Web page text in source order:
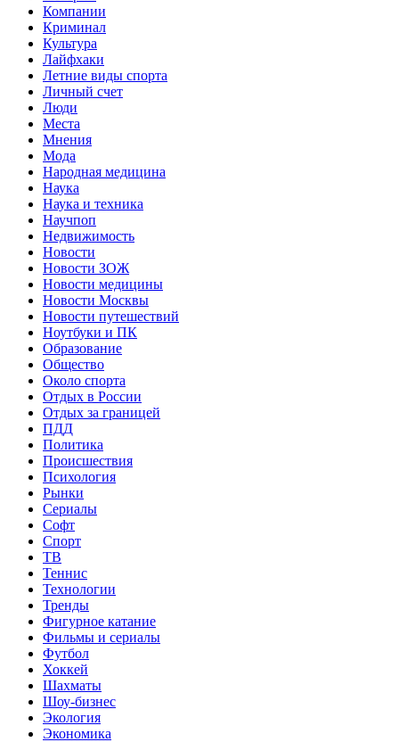
Компании
Криминал
Культура
Лайфхаки
Летние виды спорта
Личный счет
Люди
Места
Мнения
Мода
Народная медицина
Наука
Наука и техника
Научпоп
Недвижимость
Новости
Новости ЗОЖ
Новости медицины
Новости Москвы
Новости путешествий
Ноутбуки и ПК
Образование
Общество
Около спорта
Отдых в России
Отдых за границей
ПДД
Политика
Происшествия
Психология
Рынки
Сериалы
Софт
Спорт
ТВ
Теннис
Технологии
Тренды
Фигурное катание
Фильмы и сериалы
Футбол
Хоккей
Шахматы
Шоу-бизнес
Экология
Экономика